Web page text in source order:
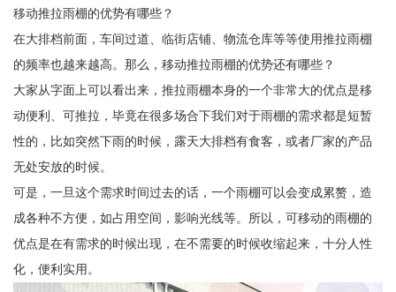
移动推拉雨棚的优势有哪些？
在大排档前面，车间过道、临街店铺、物流仓库等等使用推拉雨棚
的频率也越来越高。那么，移动推拉雨棚的优势还有哪些？
大家从字面上可以看出来，推拉雨棚本身的一个非常大的优点是移
动便利、可推拉，毕竟在很多场合下我们对于雨棚的需求都是短暂
性的，比如突然下雨的时候，露天大排档有食客，或者厂家的产品
无处安放的时候。
可是，一旦这个需求时间过去的话，一个雨棚可以会变成累赘，造
成各种不方便，如占用空间，影响光线等。所以，可移动的雨棚的
优点是在有需求的时候出现，在不需要的时候收缩起来，十分人性
化，便利实用。